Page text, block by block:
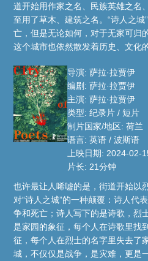
道开始用作家之名、民族英雄之名
至用了草木、建筑之名。“诗人之
亡，但是无论如何，对于无家可归
这个城市也依然散发着历史、文化
导演: 萨拉·拉贾伊
编剧: 萨拉·拉贾伊
主演: 萨拉·拉贾伊
类型: 纪录片 / 短片
制片国家/地区: 荷兰
语言: 英语 / 波斯语
上映日期: 2024-02-
片长: 21分钟
也许最让人唏嘘的是，街道开始以
对“诗人之城”的一种颠覆：诗人代
争和死亡；诗人写下的是诗歌，烈
是家园的象征，每个人在诗歌里找
征，每个人在烈士的名字里失去了
城，不仅仅是战争，是灾难，更是